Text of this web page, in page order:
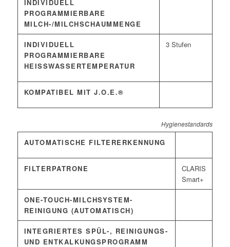
INDIVIDUELL
PROGRAMMIERBARE
MILCH-/MILCHSCHAUMMENGE
INDIVIDUELL
PROGRAMMIERBARE
HEISSWASSERTEMPERATUR
3 Stufen
KOMPATIBEL MIT J.O.E.®
Hygienestandards
AUTOMATISCHE FILTERERKENNUNG
FILTERPATRONE
CLARIS
Smart+
ONE-TOUCH-MILCHSYSTEM-
REINIGUNG (AUTOMATISCH)
INTEGRIERTES SPÜL-, REINIGUNGS-
UND ENTKALKUNGSPROGRAMM